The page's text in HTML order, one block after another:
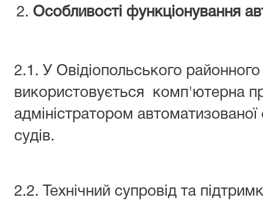
Особливості функціонування
2.1. У Овідіопольського
використовується комп'ютерна
адміністратором
судів.
2.2. Технічний супровід та